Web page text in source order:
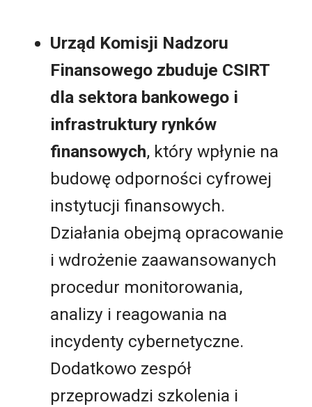
Urząd Komisji Nadzoru
Finansowego zbuduje CSIRT
dla sektora bankowego i
infrastruktury rynków
finansowych, który wpłynie na
budowę odporności cyfrowej
instytucji finansowych.
Działania obejmą opracowanie
i wdrożenie zaawansowanych
procedur monitorowania,
analizy i reagowania na
incydenty cybernetyczne.
Dodatkowo zespół
przeprowadzi szkolenia i